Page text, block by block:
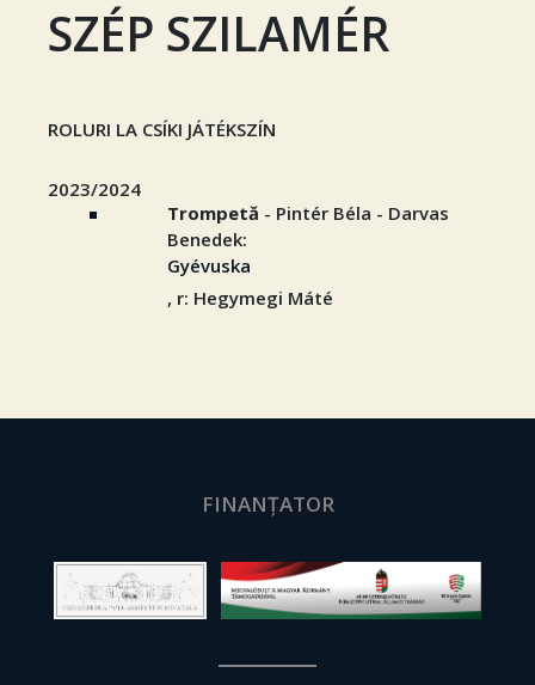
SZÉP SZILAMÉR
ROLURI LA CSÍKI JÁTÉKSZÍN
2023/2024
Trompetă - Pintér Béla - Darvas
Benedek:
Gyévuska
, r: Hegymegi Máté
FINANȚATOR